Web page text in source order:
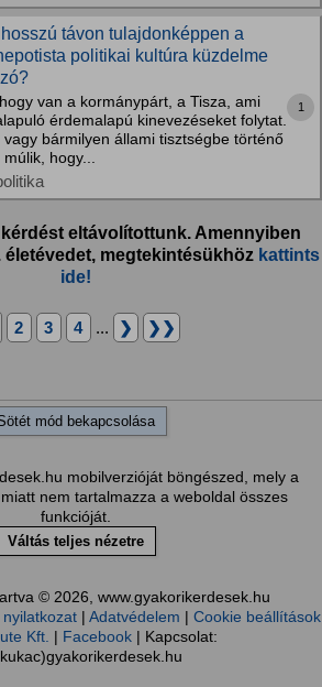
távon tulajdonképpen a
politikai kultúra küzdelme
van a kormánypárt, a Tisza, ami
érdemalapú kinevezéseket folytat.
bármilyen állami tisztségbe történő
hogy...
1
eltávolítottunk. Amennyiben
életévedet, megtekintésükhöz kattints
ide!
2 3 4 ... ❯ ❯❯
mód bekapcsolása
mobilverzióját böngészed, mely a
nem tartalmazza a weboldal összes
funkcióját.
Váltás teljes nézetre
© 2026, www.gyakorikerdesek.hu
| Adatvédelem | Cookie beállítások
Kft. | Facebook | Kapcsolat: